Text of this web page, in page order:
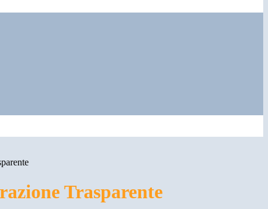
Trasparente